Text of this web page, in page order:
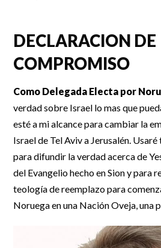
DECLARACION DE
COMPROMISO
Como Delegada Electa por
verdad sobre Israel lo mas que
esté a mi alcance para cambiar la
Israel de Tel Aviv a Jerusalén.
para difundir la verdad acerca de
del Evangelio hecho en Sion y para
teología de reemplazo para
Noruega en una Nación Oveja, una